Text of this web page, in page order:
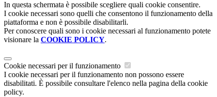
In questa schermata è possibile scegliere quali cookie consentire.
I cookie necessari sono quelli che consentono il funzionamento della
piattaforma e non è possibile disabilitarli.
Per conoscere quali sono i cookie necessari al funzionamento potete
visionare la COOKIE POLICY.
Cookie necessari per il funzionamento
I cookie necessari per il funzionamento non possono essere
disabilitati. È possibile consultare l'elenco nella pagina della cookie
policy.